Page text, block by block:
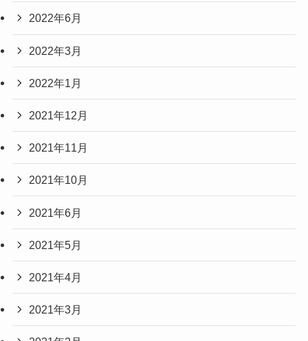
2022年6月
2022年3月
2022年1月
2021年12月
2021年11月
2021年10月
2021年6月
2021年5月
2021年4月
2021年3月